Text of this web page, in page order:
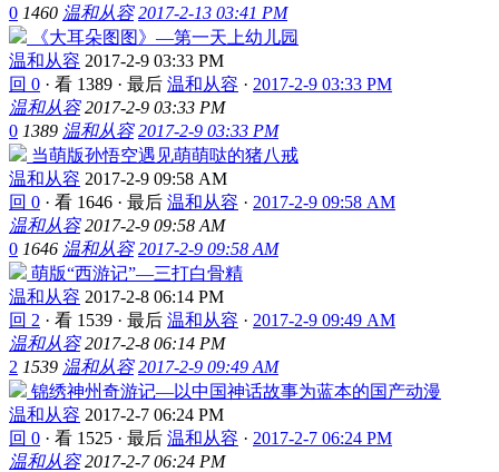
0 1460 温和从容 2017-2-13 03:41 PM
《大耳朵图图》—第一天上幼儿园
温和从容 2017-2-9 03:33 PM
回 0 · 看 1389 · 最后 温和从容 · 2017-2-9 03:33 PM
温和从容 2017-2-9 03:33 PM
0 1389 温和从容 2017-2-9 03:33 PM
当萌版孙悟空遇见萌萌哒的猪八戒
温和从容 2017-2-9 09:58 AM
回 0 · 看 1646 · 最后 温和从容 · 2017-2-9 09:58 AM
温和从容 2017-2-9 09:58 AM
0 1646 温和从容 2017-2-9 09:58 AM
萌版“西游记”—三打白骨精
温和从容 2017-2-8 06:14 PM
回 2 · 看 1539 · 最后 温和从容 · 2017-2-9 09:49 AM
温和从容 2017-2-8 06:14 PM
2 1539 温和从容 2017-2-9 09:49 AM
锦绣神州奇游记—以中国神话故事为蓝本的国产动漫
温和从容 2017-2-7 06:24 PM
回 0 · 看 1525 · 最后 温和从容 · 2017-2-7 06:24 PM
温和从容 2017-2-7 06:24 PM